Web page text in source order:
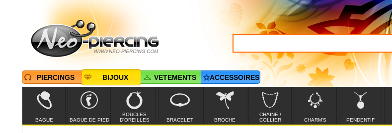
PIERCINGS BIJOUX
BAGUE BAGUE DE PIED
BOUCLES
D'OREILLES
BRACELET BROCHE
CHAINE /
COLLIER
CHARM'S PENDENTIF
VETEMENTS ACCESSOIRES